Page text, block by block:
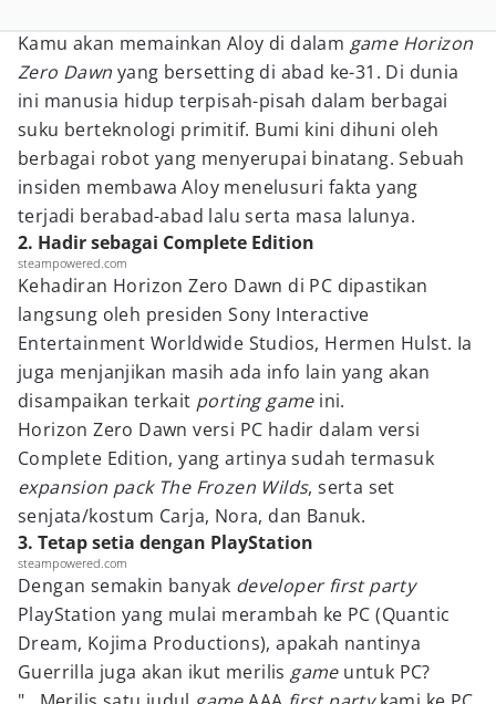
Kamu akan memainkan Aloy di dalam game Horizon
Zero Dawn yang bersetting di abad ke-31. Di dunia
ini manusia hidup terpisah-pisah dalam berbagai
suku berteknologi primitif. Bumi kini dihuni oleh
berbagai robot yang menyerupai binatang. Sebuah
insiden membawa Aloy menelusuri fakta yang
terjadi berabad-abad lalu serta masa lalunya.
2. Hadir sebagai Complete Edition
steampowered.com
Kehadiran Horizon Zero Dawn di PC dipastikan
langsung oleh presiden Sony Interactive
Entertainment Worldwide Studios, Hermen Hulst. Ia
juga menjanjikan masih ada info lain yang akan
disampaikan terkait porting gameini.
Horizon Zero Dawn versi PC hadir dalam versi
Complete Edition, yang artinya sudah termasuk
expansion pack The Frozen Wilds, serta set
senjata/kostum Carja, Nora, dan Banuk.
3. Tetap setia dengan PlayStation
steampowered.com
Dengan semakin banyak developer first party
PlayStation yang mulai merambah ke PC (Quantic
Dream, Kojima Productions), apakah nantinya
Guerrilla juga akan ikut merilis gameuntuk PC?